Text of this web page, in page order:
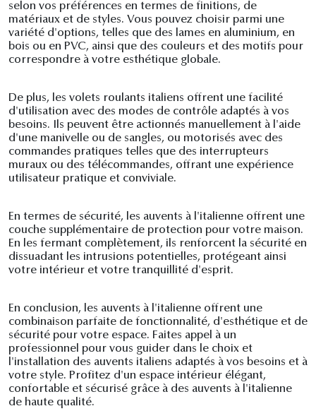
selon vos préférences en termes de finitions, de
matériaux et de styles. Vous pouvez choisir parmi une
variété d'options, telles que des lames en aluminium, en
bois ou en PVC, ainsi que des couleurs et des motifs pour
correspondre à votre esthétique globale.
De plus, les volets roulants italiens offrent une facilité
d'utilisation avec des modes de contrôle adaptés à vos
besoins. Ils peuvent être actionnés manuellement à l'aide
d'une manivelle ou de sangles, ou motorisés avec des
commandes pratiques telles que des interrupteurs
muraux ou des télécommandes, offrant une expérience
utilisateur pratique et conviviale.
En termes de sécurité, les auvents à l'italienne offrent une
couche supplémentaire de protection pour votre maison.
En les fermant complètement, ils renforcent la sécurité en
dissuadant les intrusions potentielles, protégeant ainsi
votre intérieur et votre tranquillité d'esprit.
En conclusion, les auvents à l'italienne offrent une
combinaison parfaite de fonctionnalité, d'esthétique et de
sécurité pour votre espace. Faites appel à un
professionnel pour vous guider dans le choix et
l'installation des auvents italiens adaptés à vos besoins et à
votre style. Profitez d'un espace intérieur élégant,
confortable et sécurisé grâce à des auvents à l'italienne
de haute qualité.